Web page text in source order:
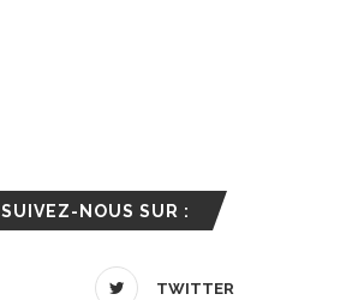
SUIVEZ-NOUS SUR :
TWITTER